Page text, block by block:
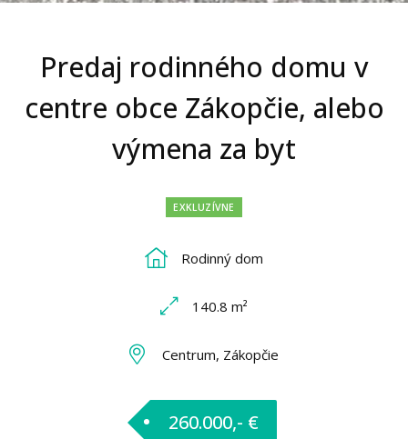
Predaj rodinného domu v
centre obce Zákopčie, alebo
výmena za byt
EXKLUZÍVNE
Rodinný dom
140.8 m²
Centrum, Zákopčie
260.000,- €